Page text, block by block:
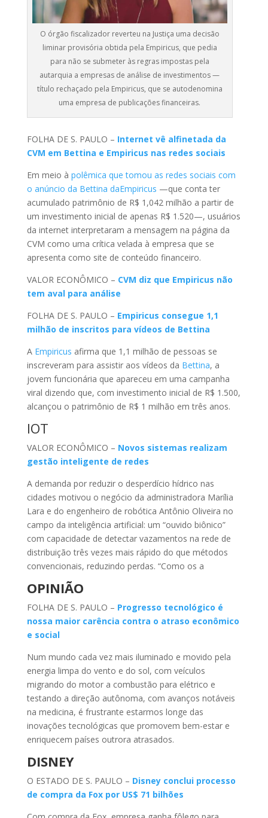
O órgão fiscalizador reverteu na Justiça uma decisão
liminar provisória obtida pela Empiricus, que pedia
para não se submeter às regras impostas pela
autarquia a empresas de análise de investimentos —
título rechaçado pela Empiricus, que se autodenomina
uma empresa de publicações financeiras.
FOLHA DE S. PAULO – Internet vê alfinetada da
CVM em Bettina e Empiricus nas redes sociais
Em meio à polêmica que tomou as redes sociais com
o anúncio da Bettina daEmpiricus —que conta ter
acumulado patrimônio de R$ 1,042 milhão a partir de
um investimento inicial de apenas R$ 1.520—, usuários
da internet interpretaram a mensagem na página da
CVM como uma crítica velada à empresa que se
apresenta como site de conteúdo financeiro.
VALOR ECONÔMICO – CVM diz que Empiricus não
tem aval para análise
FOLHA DE S. PAULO – Empiricus consegue 1,1
milhão de inscritos para vídeos de Bettina
A Empiricus afirma que 1,1 milhão de pessoas se
inscreveram para assistir aos vídeos da Bettina, a
jovem funcionária que apareceu em uma campanha
viral dizendo que, com investimento inicial de R$ 1.500,
alcançou o patrimônio de R$ 1 milhão em três anos.
IOT
VALOR ECONÔMICO – Novos sistemas realizam
gestão inteligente de redes
A demanda por reduzir o desperdício hídrico nas
cidades motivou o negócio da administradora Marília
Lara e do engenheiro de robótica Antônio Oliveira no
campo da inteligência artificial: um “ouvido biônico”
com capacidade de detectar vazamentos na rede de
distribuição três vezes mais rápido do que métodos
convencionais, reduzindo perdas. “Como os a
OPINIÃO
FOLHA DE S. PAULO – Progresso tecnológico é
nossa maior carência contra o atraso econômico
e social
Num mundo cada vez mais iluminado e movido pela
energia limpa do vento e do sol, com veículos
migrando do motor a combustão para elétrico e
testando a direção autônoma, com avanços notáveis
na medicina, é frustrante estarmos longe das
inovações tecnológicas que promovem bem-estar e
enriquecem países outrora atrasados.
DISNEY
O ESTADO DE S. PAULO – Disney conclui processo
de compra da Fox por US$ 71 bilhões